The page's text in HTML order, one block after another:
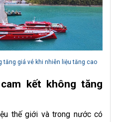
tăng giá vé khi nhiên liệu tăng cao
kết không tăng
thế giới và trong nước có